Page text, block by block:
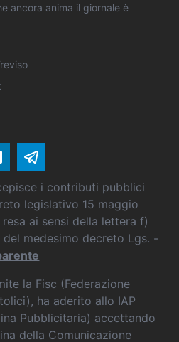
ancora anima il giornale è
i contributi pubblici
legislativo 15 maggio
ai sensi della lettera f)
medesimo decreto Lgs. -
la Fisc (Federazione
ha aderito allo IAP
Pubblicitaria) accettando
della Comunicazione